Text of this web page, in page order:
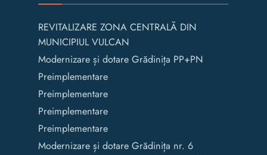
REVITALIZARE ZONA CENTRALĂ DIN
MUNICIPIUL VULCAN
Modernizare și dotare Grădinița PP+PN
Preimplementare
Preimplementare
Preimplementare
Preimplementare
Modernizare și dotare Grădinița nr. 6